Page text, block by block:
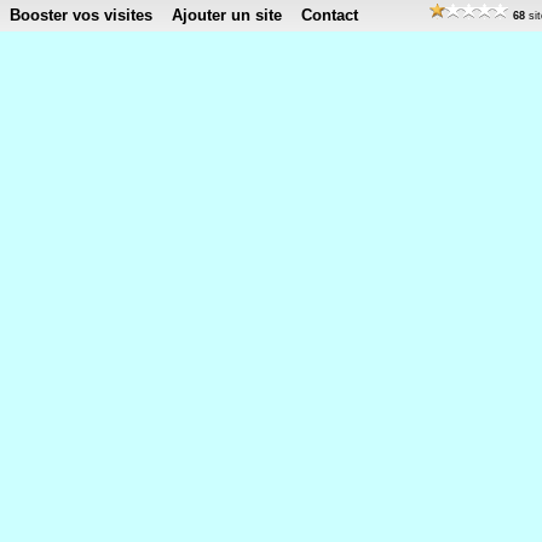
Booster vos visites Ajouter un site Contact 68